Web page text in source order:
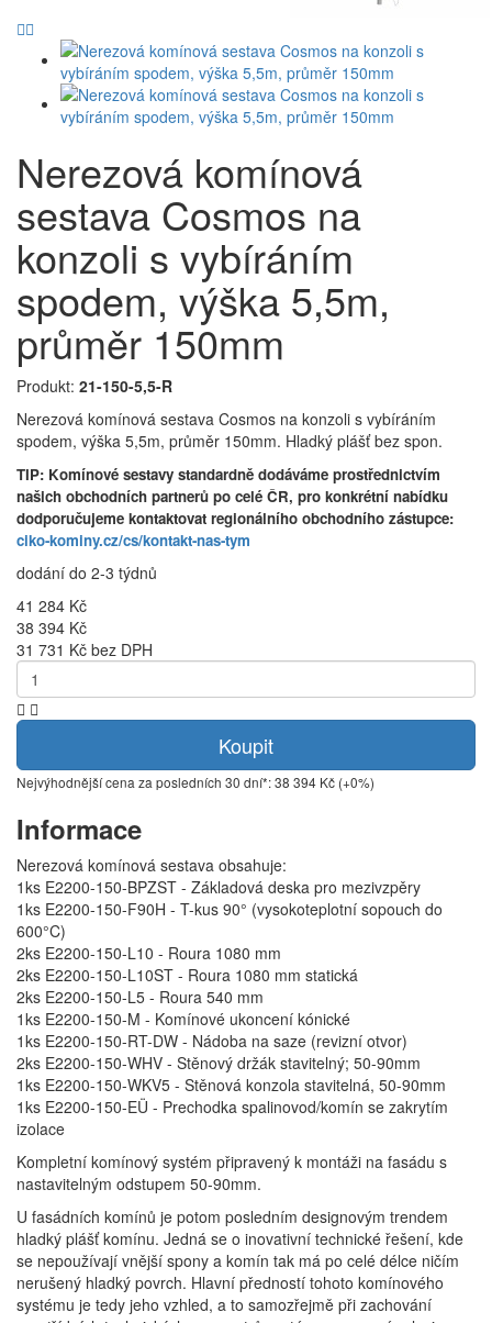
Nerezová komínová
sestava Cosmos na
konzoli s vybíráním
spodem, výška 5,5m,
průměr 150mm
Produkt: 21-150-5,5-R
Nerezová komínová sestava Cosmos na konzoli s vybíráním
spodem, výška 5,5m, průměr 150mm. Hladký plášť bez spon.
TIP: Komínové sestavy standardně dodáváme prostřednictvím
našich obchodních partnerů po celé ČR, pro konkrétní nabídku
dodporučujeme kontaktovat regionálního obchodního zástupce:
ciko-kominy.cz/cs/kontakt-nas-tym
dodání do 2-3 týdnů
41 284 Kč
38 394 Kč
31 731 Kč bez DPH
Koupit
Nejvýhodnější cena za posledních 30 dní*: 38 394 Kč (+0%)
Informace
Nerezová komínová sestava obsahuje:
1ks E2200-150-BPZST - Základová deska pro mezivzpěry
1ks E2200-150-F90H - T-kus 90° (vysokoteplotní sopouch do
600°C)
2ks E2200-150-L10 - Roura 1080 mm
2ks E2200-150-L10ST - Roura 1080 mm statická
2ks E2200-150-L5 - Roura 540 mm
1ks E2200-150-M - Komínové ukoncení kónické
1ks E2200-150-RT-DW - Nádoba na saze (revizní otvor)
2ks E2200-150-WHV - Stěnový držák stavitelný; 50-90mm
1ks E2200-150-WKV5 - Stěnová konzola stavitelná, 50-90mm
1ks E2200-150-EÜ - Prechodka spalinovod/komín se zakrytím
izolace
Kompletní komínový systém připravený k montáži na fasádu s
nastavitelným odstupem 50-90mm.
U fasádních komínů je potom posledním designovým trendem
hladký plášť komínu. Jedná se o inovativní technické řešení, kde
se nepoužívají vnější spony a komín tak má po celé délce ničím
nerušený hladký povrch. Hlavní předností tohoto komínového
systému je tedy jeho vzhled, a to samozřejmě při zachování